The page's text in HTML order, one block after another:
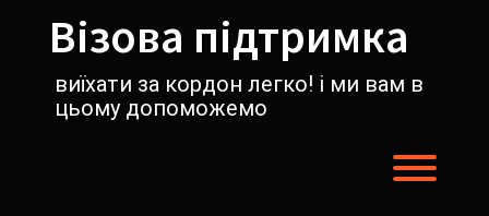
содержимомуВізова підтримка
виїхати за кордон легко! і ми вам в
цьому допоможемо